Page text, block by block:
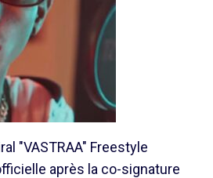
"VASTRAA" Freestyle
après la co-signature